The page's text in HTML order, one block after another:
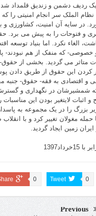
ردیف دشمن و زندیق قلمداد
الملک سر انجام امنیتی را
در سایه آن امنیت، کشاورزی
و فتوحات را به پیش می برد.
الغاء نکرد. اما بنیاد توسعه
که منفک از هم نبودند-
متاثر می گردید. بخشی از
کردن این حقوق از طریق دادن
و اقتصادی به فقه- حقوق-
که شمشیرشان در نگهداری و
و اثبات لایتغیر بودن این
بزرگ را در یک مجموعه به
حمله مغولان تغییر کرد و با
زمین ایجاد گردید.
Tweet 0
0
Previous